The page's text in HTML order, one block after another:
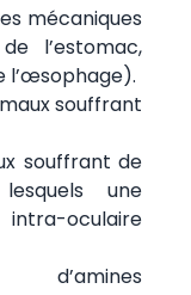
mécaniques
l’estomac,
l’œsophage).
souffrant
souffrant de
une
oculaire